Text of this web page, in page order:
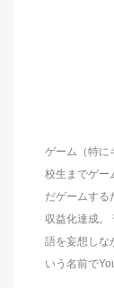
ゲーム（特に
校生までゲ
だゲームす
収益化達成。
語を妄想しな
いう名前で